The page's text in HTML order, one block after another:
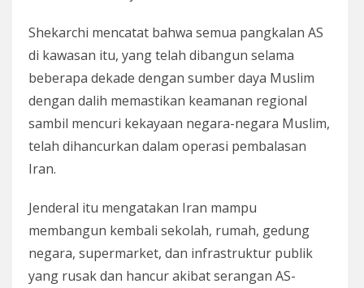
Shekarchi mencatat bahwa semua pangkalan AS
di kawasan itu, yang telah dibangun selama
beberapa dekade dengan sumber daya Muslim
dengan dalih memastikan keamanan regional
sambil mencuri kekayaan negara-negara Muslim,
telah dihancurkan dalam operasi pembalasan
Iran.
Jenderal itu mengatakan Iran mampu
membangun kembali sekolah, rumah, gedung
negara, supermarket, dan infrastruktur publik
yang rusak dan hancur akibat serangan AS-